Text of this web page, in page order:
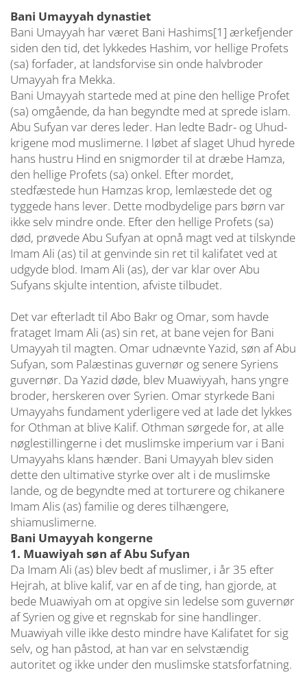
Bani Umayyah dynastiet
Bani Umayyah har været Bani Hashims[1] ærkefjender
siden den tid, det lykkedes Hashim, vor hellige Profets
(sa) forfader, at landsforvise sin onde halvbroder
Umayyah fra Mekka.
Bani Umayyah startede med at pine den hellige Profet
(sa) omgående, da han begyndte med at sprede islam.
Abu Sufyan var deres leder. Han ledte Badr- og Uhud-
krigene mod muslimerne. I løbet af slaget Uhud hyrede
hans hustru Hind en snigmorder til at dræbe Hamza,
den hellige Profets (sa) onkel. Efter mordet,
stedfæstede hun Hamzas krop, lemlæstede det og
tyggede hans lever. Dette modbydelige pars børn var
ikke selv mindre onde. Efter den hellige Profets (sa)
død, prøvede Abu Sufyan at opnå magt ved at tilskynde
Imam Ali (as) til at genvinde sin ret til kalifatet ved at
udgyde blod. Imam Ali (as), der var klar over Abu
Sufyans skjulte intention, afviste tilbudet.
Det var efterladt til Abo Bakr og Omar, som havde
frataget Imam Ali (as) sin ret, at bane vejen for Bani
Umayyah til magten. Omar udnævnte Yazid, søn af Abu
Sufyan, som Palæstinas guvernør og senere Syriens
guvernør. Da Yazid døde, blev Muawiyyah, hans yngre
broder, herskeren over Syrien. Omar styrkede Bani
Umayyahs fundament yderligere ved at lade det lykkes
for Othman at blive Kalif. Othman sørgede for, at alle
nøglestillingerne i det muslimske imperium var i Bani
Umayyahs klans hænder. Bani Umayyah blev siden
dette den ultimative styrke over alt i de muslimske
lande, og de begyndte med at torturere og chikanere
Imam Alis (as) familie og deres tilhængere,
shiamuslimerne.
Bani Umayyah kongerne
1. Muawiyah søn af Abu Sufyan
Da Imam Ali (as) blev bedt af muslimer, i år 35 efter
Hejrah, at blive kalif, var en af de ting, han gjorde, at
bede Muawiyah om at opgive sin ledelse som guvernør
af Syrien og give et regnskab for sine handlinger.
Muawiyah ville ikke desto mindre have Kalifatet for sig
selv, og han påstod, at han var en selvstændig
autoritet og ikke under den muslimske statsforfatning.